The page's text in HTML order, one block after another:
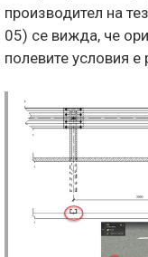
производител на
05) се вижда, че
полевите условия